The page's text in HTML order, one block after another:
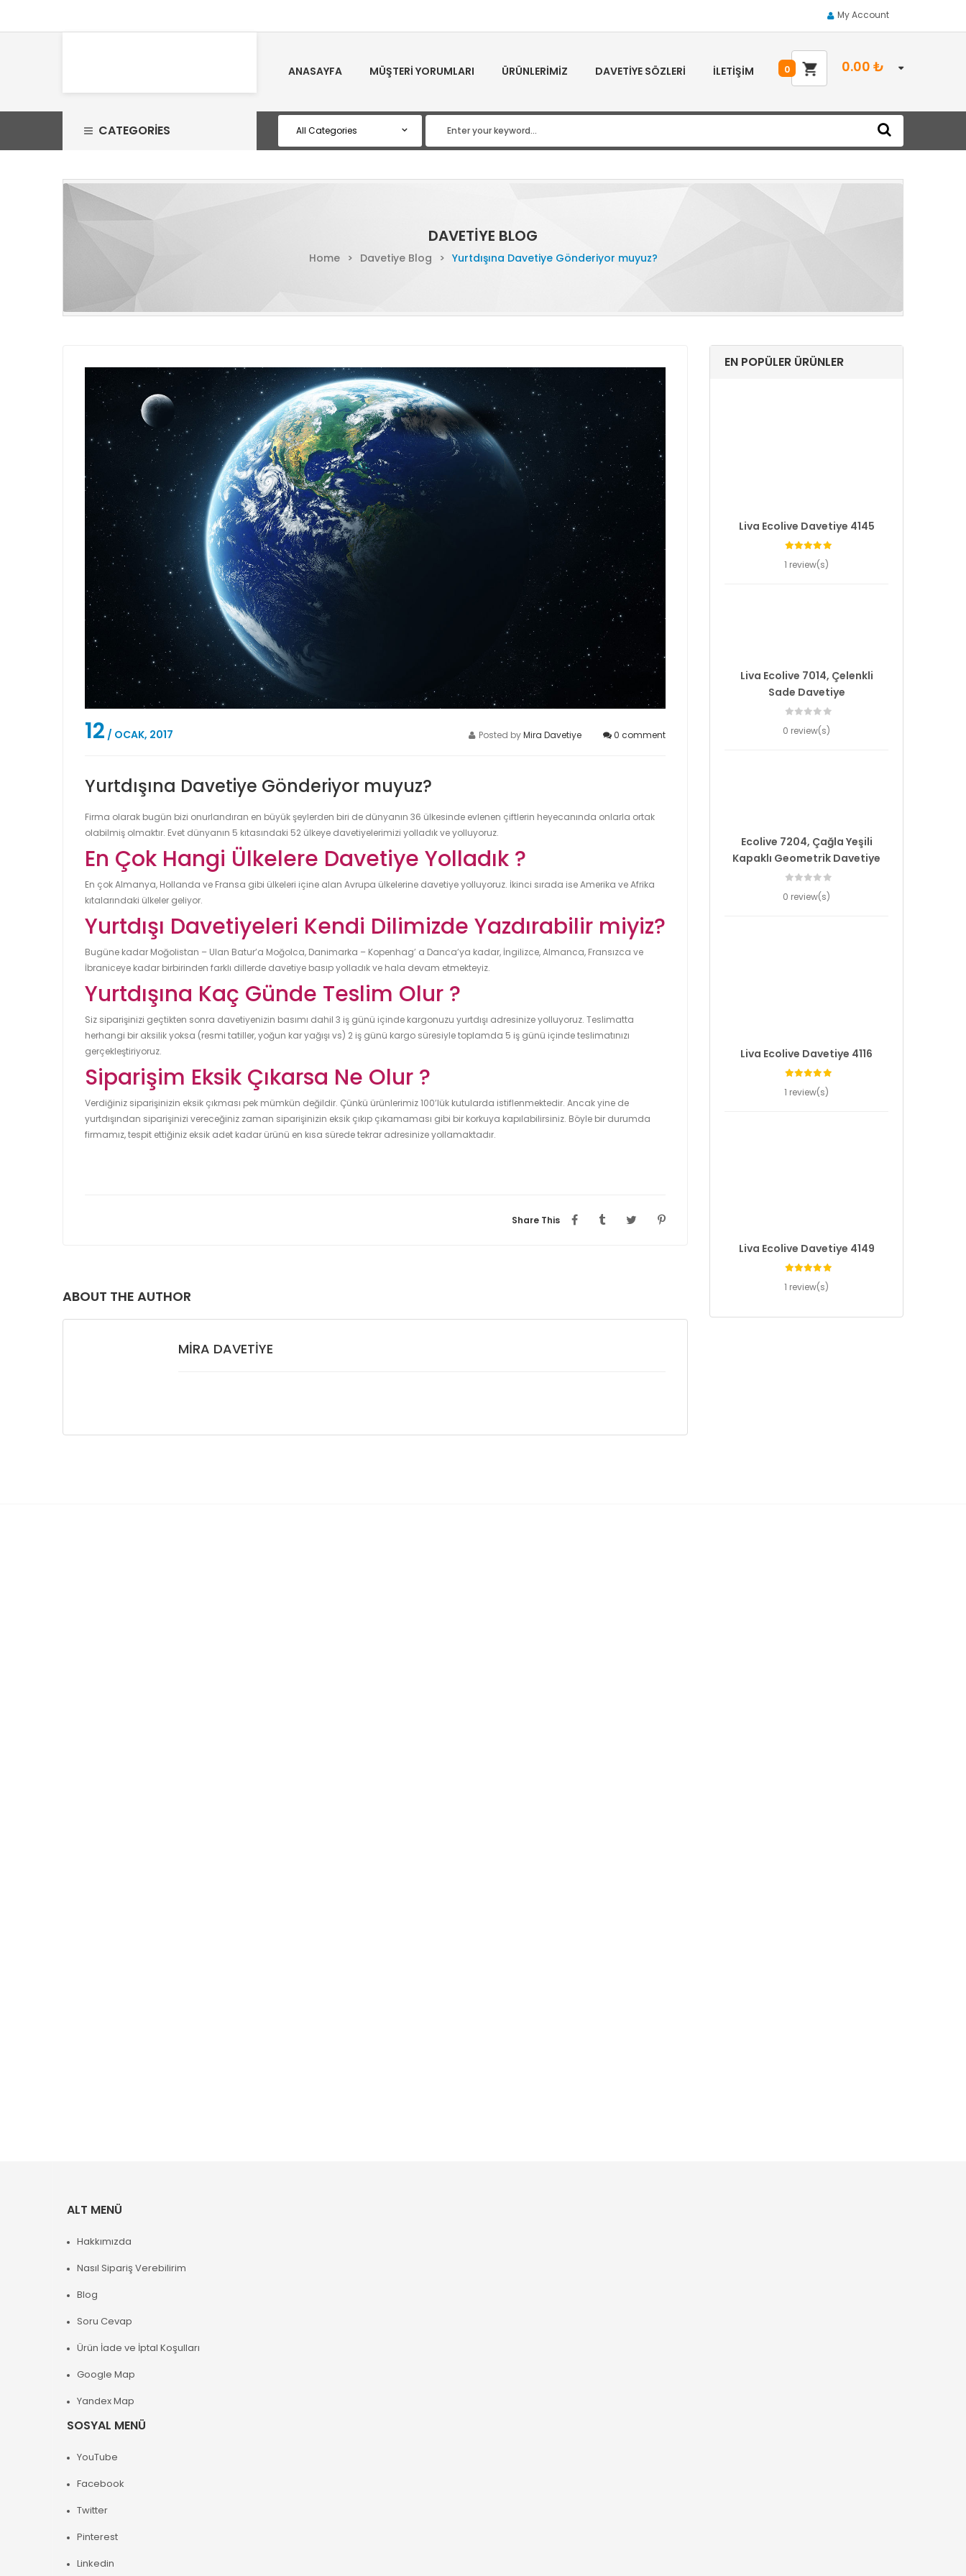
My Account
ANASAYFA MÜŞTERI YORUMLARI ÜRÜNLERIMIZ DAVETIYE SÖZLERI İLETIŞIM 0.00 ₺
0
CATEGORIES
DAVETIYE BLOG
Home > Davetiye Blog > Yurtdışına Davetiye Gönderiyor muyuz?
12 / OCAK, 2017 0 comment
Posted byMira Davetiye
Yurtdışına Davetiye Gönderiyor muyuz?
Firma olarak bugün bizi onurlandıran en büyük şeylerden biri de dünyanın 36 ülkesinde evlenen çiftlerin heyecanında onlarla ortak
olabilmiş olmaktır. Evet dünyanın 5 kıtasındaki 52 ülkeye davetiyelerimizi yolladık ve yolluyoruz.
En Çok Hangi Ülkelere Davetiye Yolladık ?
En çok Almanya, Hollanda ve Fransa gibi ülkeleri içine alan Avrupa ülkelerine davetiye yolluyoruz. İkinci sırada ise Amerika ve Afrika
kıtalarındaki ülkeler geliyor.
Yurtdışı Davetiyeleri Kendi Dilimizde Yazdırabilir miyiz?
Bugüne kadar Moğolistan – Ulan Batur’a Moğolca, Danimarka – Kopenhag’ a Danca’ya kadar, İngilizce, Almanca, Fransızca ve
İbraniceye kadar birbirinden farklı dillerde davetiye basıp yolladık ve hala devam etmekteyiz.
Yurtdışına Kaç Günde Teslim Olur ?
Siz siparişinizi geçtikten sonra davetiyenizin basımı dahil 3 iş günü içinde kargonuzu yurtdışı adresinize yolluyoruz. Teslimatta
herhangi bir aksilik yoksa (resmi tatiller, yoğun kar yağışı vs) 2 iş günü kargo süresiyle toplamda 5 iş günü içinde teslimatınızı
gerçekleştiriyoruz.
Siparişim Eksik Çıkarsa Ne Olur ?
Verdiğiniz siparişinizin eksik çıkması pek mümkün değildir. Çünkü ürünlerimiz 100’lük kutularda istiflenmektedir. Ancak yine de
yurtdışından siparişinizi vereceğiniz zaman siparişinizin eksik çıkıp çıkamaması gibi bir korkuya kapılabilirsiniz. Böyle bir durumda
firmamız, tespit ettiğiniz eksik adet kadar ürünü en kısa sürede tekrar adresinize yollamaktadır.
Share This
ABOUT THE AUTHOR
MIRA DAVETIYE
EN POPÜLER ÜRÜNLER
Liva Ecolive Davetiye 4145
1 review(s)
Liva Ecolive 7014, Çelenkli
Sade Davetiye
0 review(s)
Ecolive 7204, Çağla Yeşili
Kapaklı Geometrik Davetiye
0 review(s)
Liva Ecolive Davetiye 4116
1 review(s)
Liva Ecolive Davetiye 4149
1 review(s)
ALT MENÜ
Hakkımızda
Nasıl Sipariş Verebilirim
Blog
Soru Cevap
Ürün İade ve İptal Koşulları
Google Map
Yandex Map
SOSYAL MENÜ
YouTube
Facebook
Twitter
Pinterest
Linkedin